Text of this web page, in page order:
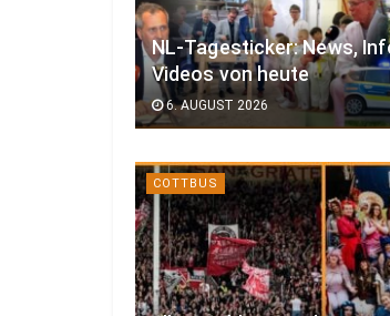
NL-Tagesticker: News,
Videos von heute
6. AUGUST 2026
COTTBUS